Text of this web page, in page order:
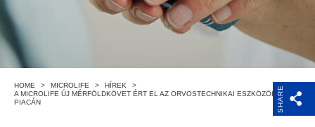
HOME > MICROLIFE > HÍREK
>
A MICROLIFE ÚJ MÉRFÖLDKÖVET ÉRT EL AZ ORVOSTECHNIKAI ESZKÖZÖK
PIACÁN
SHARE